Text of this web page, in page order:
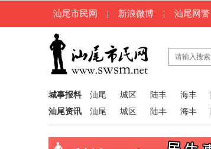
汕尾市民网 | 新浪微博 | 汕尾网警
城事报料 汕尾 城区 陆丰 海丰
汕尾资讯
汕尾 城区 陆丰 海丰